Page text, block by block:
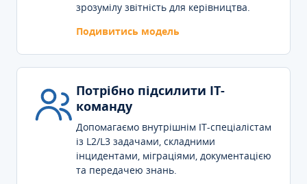
зрозумілу звітність для керівництва.
Подивитись модель
Потрібно підсилити IT-
команду
Допомагаємо внутрішнім IT-спеціалістам
із L2/L3 задачами, складними
інцидентами, міграціями, документацією
та передачею знань.